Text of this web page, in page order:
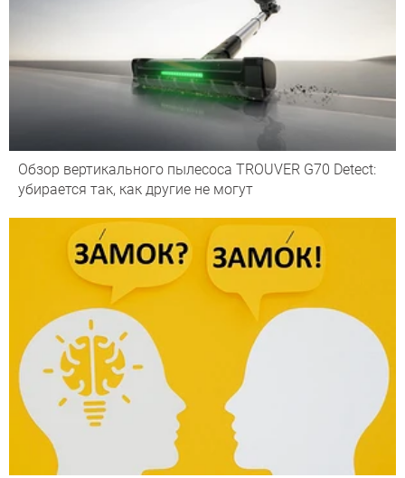
Обзор вертикального пылесоса TROUVER G70 Detect:
убирается так, как другие не могут